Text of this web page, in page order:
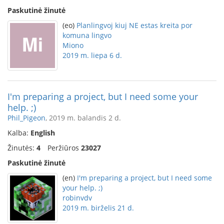
Paskutinė žinutė
(eo) Planlingvoj kiuj NE estas kreita por
komuna lingvo
Miono
2019 m. liepa 6 d.
I'm preparing a project, but I need some your
help. ;)
Phil_Pigeon, 2019 m. balandis 2 d.
Kalba: English
Žinutės: 4 Peržiūros 23027
Paskutinė žinutė
(en) I'm preparing a project, but I need some
your help. ;)
robinvdv
2019 m. birželis 21 d.